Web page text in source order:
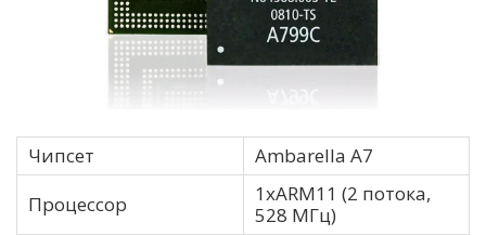
Чипсет
Ambarella А7
Процессор
1хARM11 (2 потока,
528 МГц)